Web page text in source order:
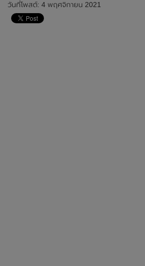
วันที่โพสต์: 4 พฤศจิกายน 2021